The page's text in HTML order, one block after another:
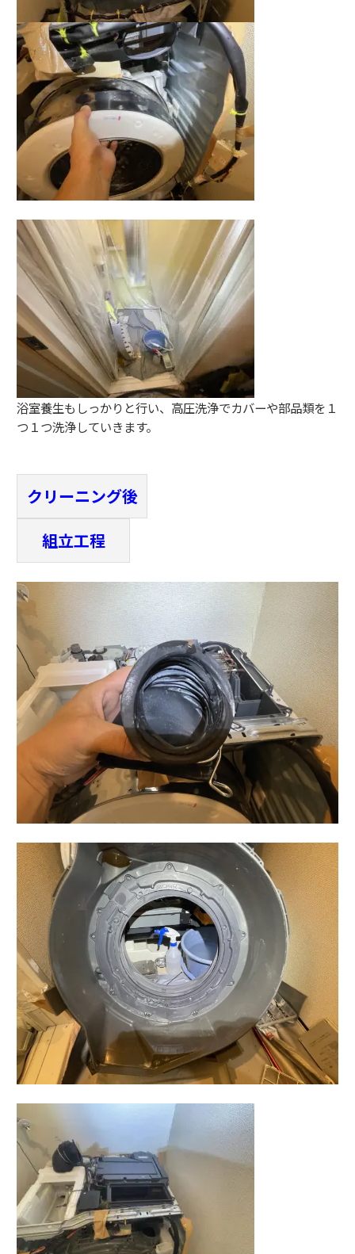
浴室養生もしっかりと行い、高圧洗浄でカバーや部品類を１
つ１つ洗浄していきます。
クリーニング後
組立工程